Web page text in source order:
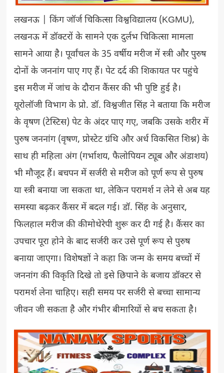
लखनऊ | किंग जॉर्ज चिकित्सा विश्वविद्यालय (KGMU),
लखनऊ में डॉक्टरों के सामने एक दुर्लभ चिकित्सा मामला
सामने आया है। पूर्वांचल के 35 वर्षीय मरीज में स्त्री और पुरुष
दोनों के जननांग पाए गए हैं। पेट दर्द की शिकायत पर पहुंचे
इस मरीज में जांच के दौरान कैंसर की भी पुष्टि हुई है।
यूरोलॉजी विभाग के प्रो. डॉ. विश्वजीत सिंह ने बताया कि मरीज
के वृषण (टेस्टिस) पेट के अंदर पाए गए, जबकि उसके शरीर में
पुरुष जननांग (वृषण, प्रोस्टेट ग्रंथि और अर्ध विकसित शिश्न) के
साथ ही महिला अंग (गर्भाशय, फैलोपियन ट्यूब और अंडाशय)
भी मौजूद हैं। बचपन में सर्जरी से मरीज को पूर्ण रूप से पुरुष
या स्त्री बनाया जा सकता था, लेकिन परामर्श न लेने से अब यह
समस्या बढ़कर कैंसर में बदल गई। डॉ. सिंह के अनुसार,
फिलहाल मरीज की कीमोथेरेपी शुरू कर दी गई है। कैंसर का
उपचार पूरा होने के बाद सर्जरी कर उसे पूर्ण रूप से पुरुष
बनाया जाएगा। विशेषज्ञों ने कहा कि जन्म के समय बच्चों में
जननांग की विकृति दिखे तो इसे छिपाने के बजाय डॉक्टर से
परामर्श लेना चाहिए। सही समय पर सर्जरी से बच्चा सामान्य
जीवन जी सकता है और गंभीर बीमारियों से बच सकता है।